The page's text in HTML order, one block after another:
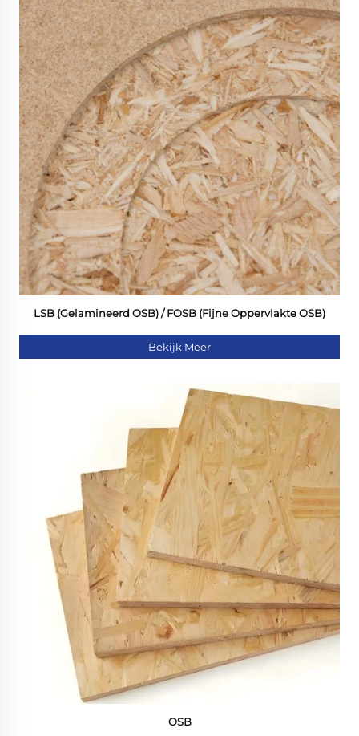
LSB (Gelamineerd OSB) / FOSB (Fijne Oppervlakte OSB)
Bekijk Meer
OSB